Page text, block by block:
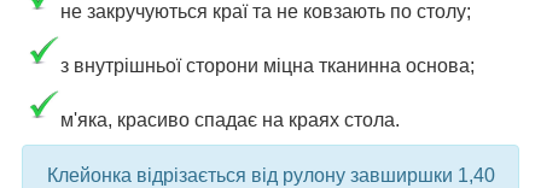
не закручуються краї та не ковзають по столу;
з внутрішньої сторони міцна тканинна основа;
м'яка, красиво спадає на краях стола.
Клейонка відрізається від рулону завширшки 1,40